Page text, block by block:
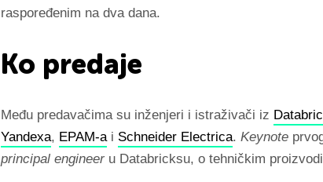
raspoređenim na dva dana.
Ko predaje
Među predavačima su inženjeri i istraživači iz
Yandexa, EPAM-a i Schneider Electrica. Keynote
principal engineer u Databricksu, o tehničkim